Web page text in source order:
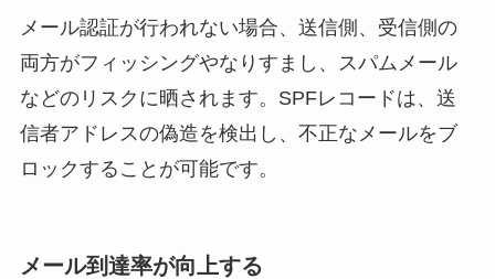
メール認証が行われない場合、送信側、受信側の
両方がフィッシングやなりすまし、スパムメール
などのリスクに晒されます。SPFレコードは、送
信者アドレスの偽造を検出し、不正なメールをブ
ロックすることが可能です。
メール到達率が向上する